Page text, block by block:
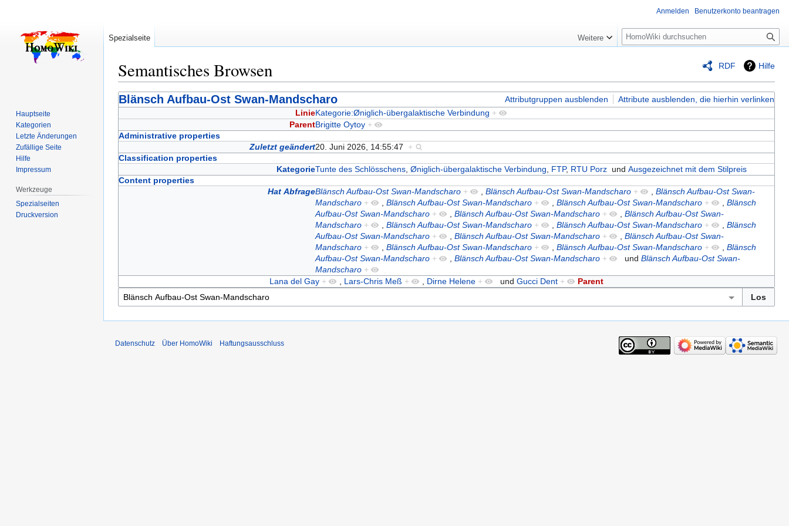
RDF Hilfe
Semantisches Browsen
Zur
Navigation
Zur
Suche
Blänsch Aufbau-Ost Swan-Mandscharo Attributgruppen ausblenden
Attribute ausblenden, die hierhin verlinken
LinieKategorie:Øniglich-übergalaktische Verbindung +
ParentBrigitte Oytoy +
Administrative properties
Zuletzt geändert20. Juni 2026, 14:55:47 +
Classification properties
KategorieTunte des Schlösschens,Øniglich-übergalaktische Verbindung, FTP, RTU Porz undAusgezeichnet mit dem Stilpreis
Content properties
Hat AbfrageBlänsch Aufbau-Ost Swan-Mandscharo + ,Blänsch Aufbau-Ost Swan-Mandscharo + ,Blänsch Aufbau-Ost Swan-
Mandscharo + ,Blänsch Aufbau-Ost Swan-Mandscharo + ,Blänsch Aufbau-Ost Swan-Mandscharo + ,Blänsch
Aufbau-Ost Swan-Mandscharo + ,Blänsch Aufbau-Ost Swan-Mandscharo + ,Blänsch Aufbau-Ost Swan-
Mandscharo + ,Blänsch Aufbau-Ost Swan-Mandscharo + ,Blänsch Aufbau-Ost Swan-Mandscharo + ,Blänsch
Aufbau-Ost Swan-Mandscharo + ,Blänsch Aufbau-Ost Swan-Mandscharo + ,Blänsch Aufbau-Ost Swan-
Mandscharo + ,Blänsch Aufbau-Ost Swan-Mandscharo + ,Blänsch Aufbau-Ost Swan-Mandscharo + ,Blänsch
Aufbau-Ost Swan-Mandscharo + ,Blänsch Aufbau-Ost Swan-Mandscharo + undBlänsch Aufbau-Ost Swan-
Mandscharo +
Parent
Lana del Gay + , Lars-Chris Meß + , Dirne Helene + und Gucci Dent +
Anmelden Benutzerkonto beantragen
Spezialseite Weitere
Suche
Hauptseite
Kategorien
Letzte Änderungen
Zufällige Seite
Hilfe
Impressum
Werkzeuge
Spezialseiten
Druckversion
Datenschutz Über HomoWiki Haftungsausschluss